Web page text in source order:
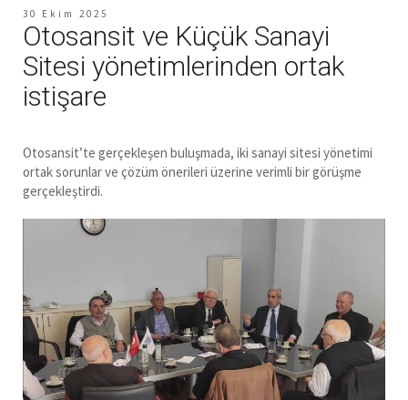
30 Ekim 2025
Otosansit ve Küçük Sanayi
Sitesi yönetimlerinden ortak
istişare
Otosansit’te gerçekleşen buluşmada, iki sanayi sitesi yönetimi
ortak sorunlar ve çözüm önerileri üzerine verimli bir görüşme
gerçekleştirdi.